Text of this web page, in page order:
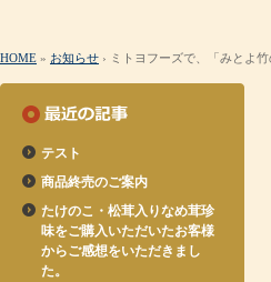
HOME » お知らせ › ミトヨフーズで、「みとよ
テスト
商品終売のご案内
たけのこ・松茸入りなめ茸珍
味をご購入いただいたお客様
からご感想をいただきまし
た。